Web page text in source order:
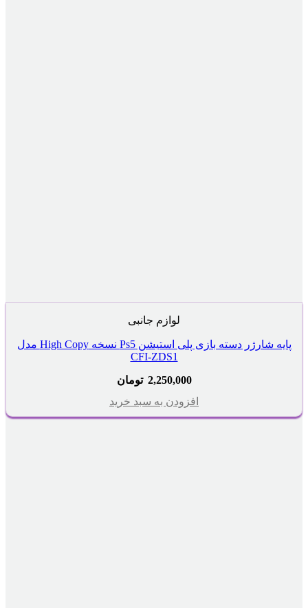
لوازم جانبی
پایه شارژر دسته بازی پلی استیشن Ps5 نسخه High Copy مدل
CFI-ZDS1
2,250,000 تومان
افزودن به سبد خرید